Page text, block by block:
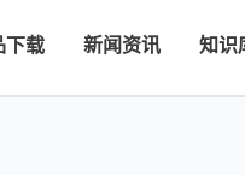
下载 新闻资讯 知识